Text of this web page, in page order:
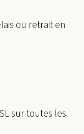
ou retrait en
sur toutes les